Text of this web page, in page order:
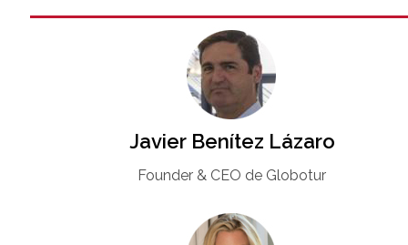
Javier Benítez Lázaro
Founder & CEO de Globotur​